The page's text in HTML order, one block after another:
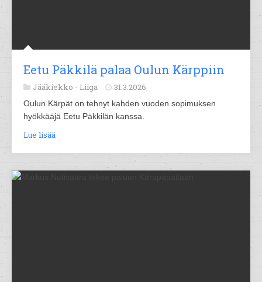
Eetu Päkkilä palaa Oulun Kärppiin
Jääkiekko - Liiga 31.3.2026
Oulun Kärpät on tehnyt kahden vuoden sopimuksen
hyökkääjä Eetu Päkkilän kanssa.
Lue lisää